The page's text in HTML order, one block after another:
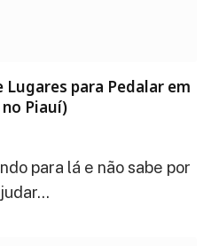
Lugares para Pedalar em
Piauí)
para lá e não sabe por